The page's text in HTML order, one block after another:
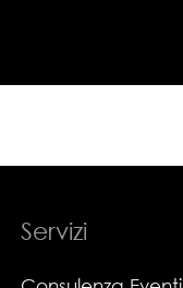
Servizi